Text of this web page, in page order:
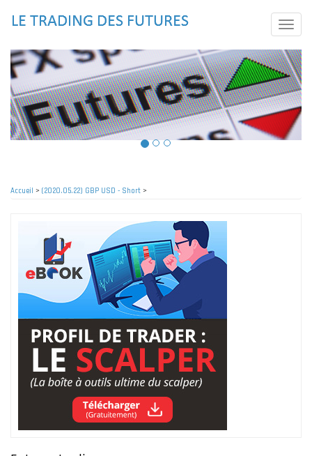
principal
Toggle
Accueil > (2020.05.22) GBP USD - Short >